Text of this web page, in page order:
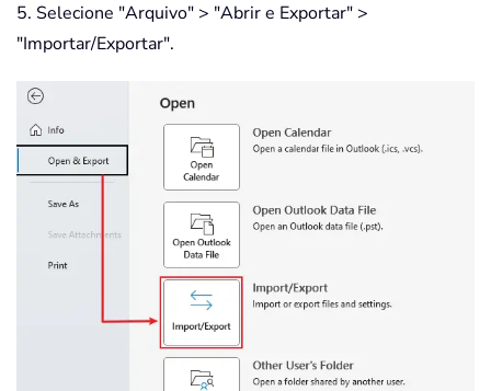
5. Selecione "Arquivo" > "Abrir e Exportar" >
"Importar/Exportar".